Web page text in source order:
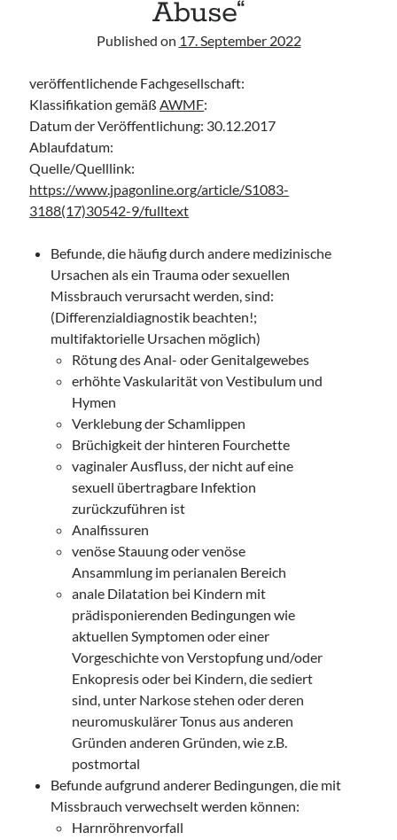
Leitlinie „Bauchschmerz bei Kindern und Jugendlichen – Bildgebende
Leitlinie „Erbrechen im Kindes- und Jugendalter – Bildgebende
Leitlinie „Kopfschmerzen bei Kindern und Jugendlichen – Bildgebende
Diagnostik“ der GPR
Abuse“
Published on 17. September 2022
veröffentlichende Fachgesellschaft:
Klassifikation gemäßAWMF:
Datum der Veröffentlichung: 30.12.2017
Ablaufdatum:
Quelle/Quelllink:
https://www.jpagonline.org/article/S1083-
3188(17)30542-9/fulltext
Befunde, die häufig durch andere medizinische
Ursachen als ein Trauma oder sexuellen
Missbrauch verursacht werden, sind:
(Differenzialdiagnostik beachten!;
multifaktorielle Ursachen möglich)
Rötung des Anal- oder Genitalgewebes
erhöhte Vaskularität von Vestibulum und
Hymen
Verklebung der Schamlippen
Brüchigkeit der hinteren Fourchette
vaginaler Ausfluss, der nicht auf eine
sexuell übertragbare Infektion
zurückzuführen ist
Analfissuren
venöse Stauung oder venöse
Ansammlung im perianalen Bereich
anale Dilatation bei Kindern mit
prädisponierenden Bedingungen wie
aktuellen Symptomen oder einer
Vorgeschichte von Verstopfung und/oder
Enkopresis oder bei Kindern, die sediert
sind, unter Narkose stehen oder deren
neuromuskulärer Tonus aus anderen
Gründen anderen Gründen, wie z.B.
postmortal
Befunde aufgrund anderer Bedingungen, die mit
Missbrauch verwechselt werden können:
Harnröhrenvorfall